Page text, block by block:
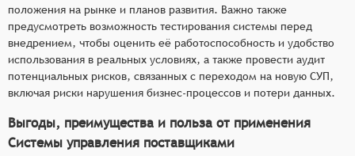
положения на рынке и планов развития. Важно также
предусмотреть возможность тестирования системы перед
внедрением, чтобы оценить её работоспособность и удобство
использования в реальных условиях, а также провести аудит
потенциальных рисков, связанных с переходом на новую СУП,
включая риски нарушения бизнес-процессов и потери данных.
Выгоды, преимущества и польза от применения
Системы управления поставщиками